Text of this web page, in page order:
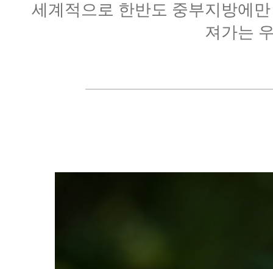
세계적으로 한반도 중부지방에
져가는